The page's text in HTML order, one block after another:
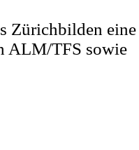
Zürichbilden
ALM/TFS sowie